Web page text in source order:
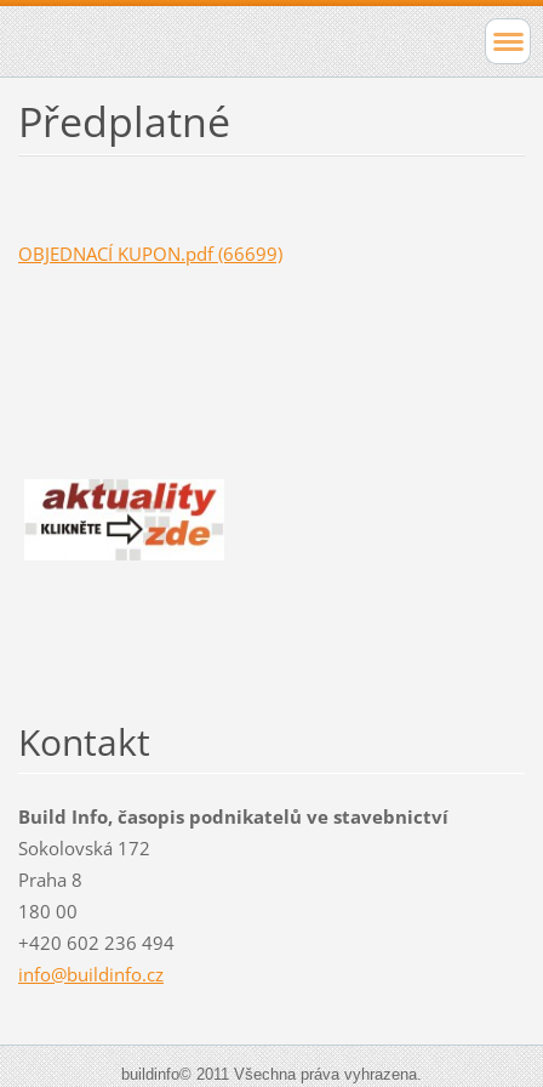
Předplatné
OBJEDNACÍ KUPON.pdf (66699)
Kontakt
Build Info, časopis podnikatelů ve stavebnictví
Sokolovská 172
Praha 8
180 00
+420 602 236 494
info@buildinfo.cz
buildinfo© 2011 Všechna práva vyhrazena.